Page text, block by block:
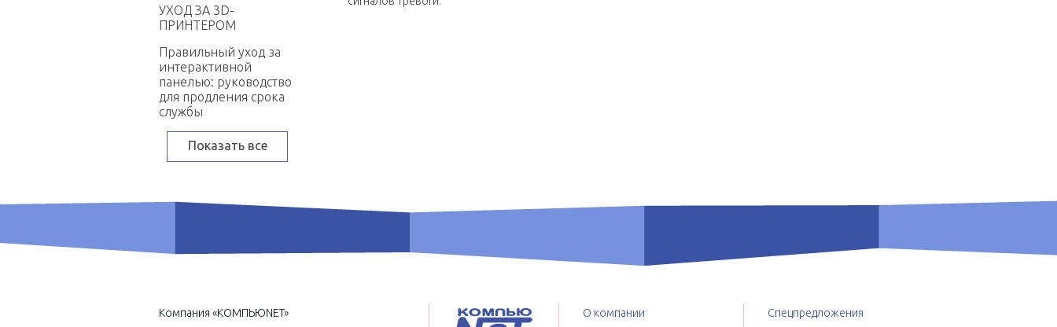
УХОД ЗА 3D-
ПРИНТЕРОМ
Правильный уход за
интерактивной
панелью: руководство
для продления срока
службы
Показать все
Компания «КОМПЬЮNET» О компании Спецпредложения